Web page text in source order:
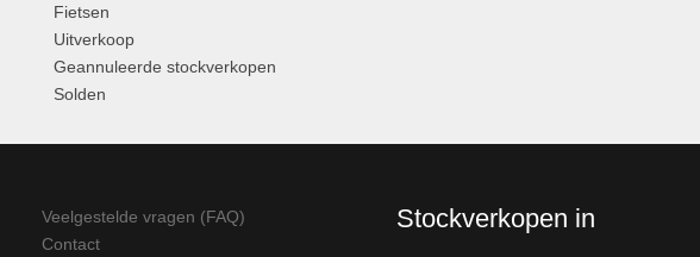
Fietsen
Uitverkoop
Geannuleerde stockverkopen
Solden
Veelgestelde vragen (FAQ)
Contact
Stockverkopen in